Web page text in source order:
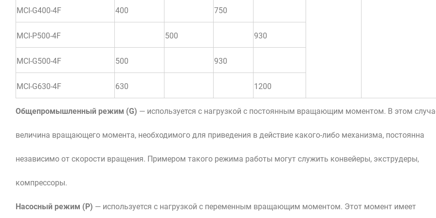
MCI-G400-4F 400 750
MCI-P500-4F 500 930
MCI-G500-4F 500 930
MCI-G630-4F 630 1200
Общепромышленный режим (G) — используется с нагрузкой с постоянным вращающим моментом. В этом
величина вращающего момента, необходимого для приведения в действие какого-либо механизма, постоянна
независимо от скорости вращения. Примером такого режима работы могут служить конвейеры, экструдеры,
компрессоры.
Насосный режим (P) — используется с нагрузкой с переменным вращающим моментом. Этот момент имеет